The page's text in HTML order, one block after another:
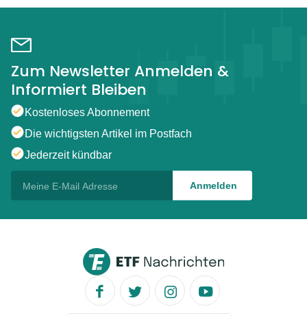
Zum Newsletter Anmelden &
Informiert Bleiben
Kostenloses Abonnement
Die wichtigsten Artikel im Postfach
Jederzeit kündbar